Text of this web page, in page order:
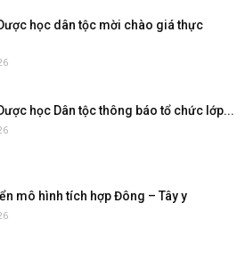
học dân tộc mời chào giá thực
học Dân tộc thông báo tổ chức lớp...
mô hình tích hợp Đông – Tây y